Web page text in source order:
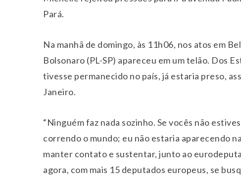
Pará.
Na manhã de domingo, às 11h06, nos atos em
Bolsonaro (PL-SP) apareceu em um telão. Dos
tivesse permanecido no país, já estaria preso,
Janeiro.
“Ninguém faz nada sozinho. Se vocês não
correndo o mundo; eu não estaria aparecendo
manter contato e sustentar, junto ao
agora, com mais 15 deputados europeus, se